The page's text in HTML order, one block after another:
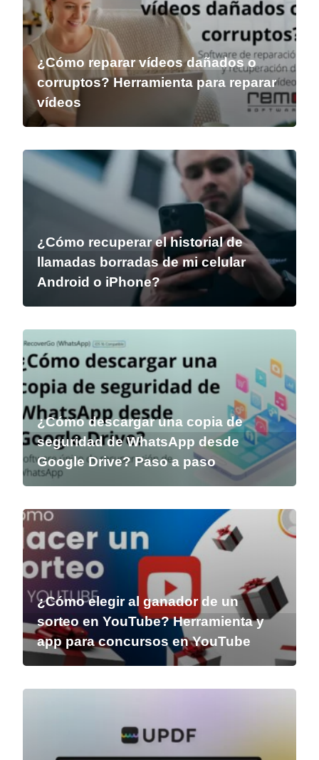
¿Cómo reparar vídeos dañados o
corruptos? Herramienta para reparar
vídeos
¿Cómo recuperar el historial de
llamadas borradas de mi celular
Android o iPhone?
¿Cómo descargar una copia de
seguridad de WhatsApp desde
Google Drive? Paso a paso
¿Cómo elegir al ganador de un
sorteo en YouTube? Herramienta y
app para concursos en YouTube